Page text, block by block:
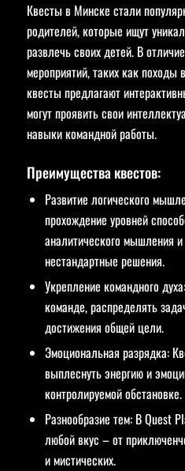
Квесты в Минске стали
родителей, которые ищут
развлечь своих детей. В
мероприятий, таких как
квесты предлагают
могут проявить свои
навыки командной работы.
Преимущества квестов:
Развитие логического
прохождение уровней
аналитического мышления
нестандартные решения.
Укрепление командного
команде, распределять
достижения общей цели.
Эмоциональная разрядка:
выплеснуть энергию и
контролируемой обстановке.
Разнообразие тем: В Quest
любой вкус – от
и мистических.